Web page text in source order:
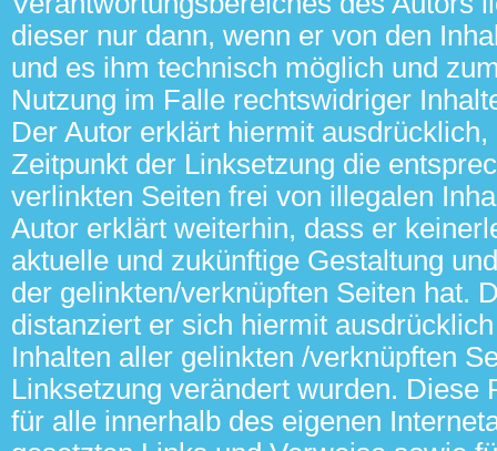
dieser nur dann, wenn er von den
und es ihm technisch möglich und
Nutzung im Falle rechtswidriger
Der Autor erklärt hiermit
Zeitpunkt der Linksetzung die
verlinkten Seiten frei von illegalen
Autor erklärt weiterhin, dass er
aktuelle und zukünftige Gestaltung
der gelinkten/verknüpften Seiten hat.
distanziert er sich hiermit
Inhalten aller gelinkten /verknüpften
Linksetzung verändert wurden. Diese
für alle innerhalb des eigenen